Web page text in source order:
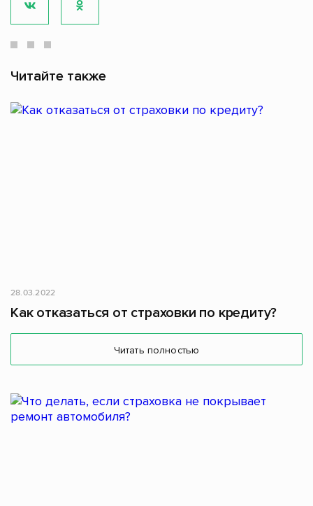
Читайте также
28.03.2022
Как отказаться от страховки по кредиту?
Читать полностью